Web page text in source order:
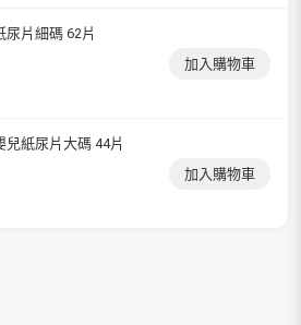
尿片細碼 62片
加入購物車
兒紙尿片大碼 44片
加入購物車